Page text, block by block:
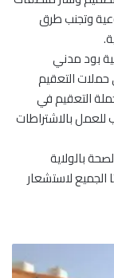
وتجنب طرق
بود مدني
التعقيم
التعقيم في
للعمل بالاشتراطات
بالولاية
الجميع لاستشعار